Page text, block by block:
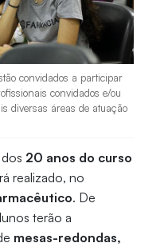
convidados a participar
convidados e/ou
diversas áreas de atuação
20 anos do curso
realizado, no
. De
terão a
mesas-redondas,